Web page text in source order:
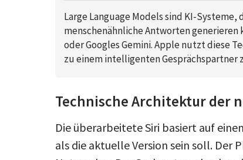
Large Language Models sind KI-
menschenähnliche Antworten generieren
oder Googles Gemini. Apple nutzt diese
zu einem intelligenten Gesprächspartner
Technische Architektur der
Die überarbeitete Siri basiert auf
als die aktuelle Version sein soll.